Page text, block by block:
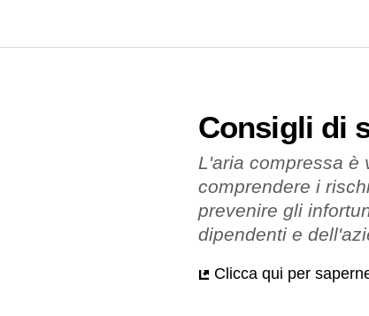
Consigli di
L'aria compressa è
comprendere i
prevenire gli
dipendenti e
Clicca qui per